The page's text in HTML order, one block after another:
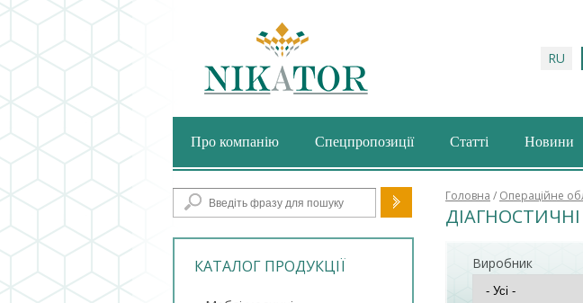
RU
Про компанію Спецпропозиції Статті Новини
Головна / Операційне
Виробник
Пошукова форма
КАТАЛОГ ПРОДУКЦІЇ